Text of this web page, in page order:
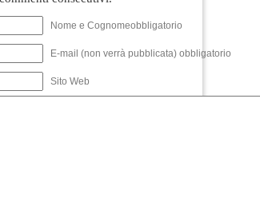
Nome e Cognomeobbligatorio
E-mail (non verrà pubblicata) obbligatorio
Sito Web